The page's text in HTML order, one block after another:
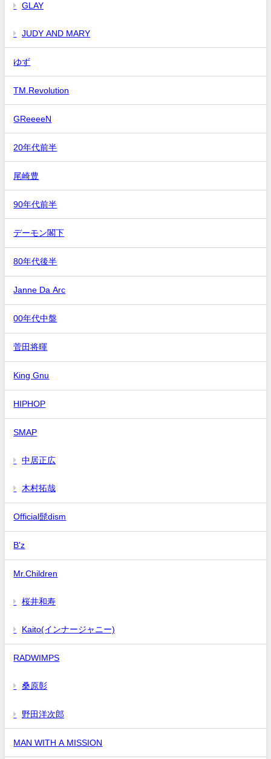
GLAY
JUDY AND MARY
ゆず
TM.Revolution
GReeeeN
20年代前半
尾崎豊
90年代前半
デーモン閣下
80年代後半
Janne Da Arc
00年代中盤
菅田将暉
King Gnu
HIPHOP
SMAP
中居正広
木村拓哉
Official髭dism
B'z
Mr.Children
桜井和寿
Kaito(インナージャニー)
RADWIMPS
桑原彰
野田洋次郎
MAN WITH A MISSION